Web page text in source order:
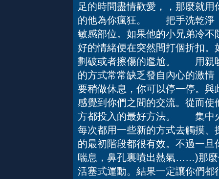
足的時間盡情歡愛，，那麼就
的他為你瘋狂。 把手洗乾淨
敏感部位。如果他的小兄弟冷
好的情緒便在突然間打個折扣
劃破或者擦傷的尷尬。 用親
的方式常常缺乏發自內心的激
要稍做休息，你可以停一停。
感覺到你們之間的交流。從而
方都投入的最好方法。 集中
每次都用一些新的方式去觸摸
的最初階段都很有效。不過一旦
喘息，鼻孔裏噴出熱氣……)那麼
活塞式運動。結果一定讓你